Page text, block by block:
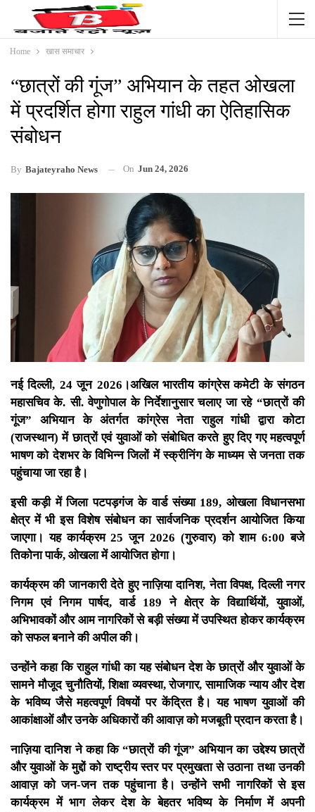
Home खास समाचार
“छात्रों की गूंज” अभियान के तहत ओखला
में प्रदर्शित होगा राहुल गांधी का ऐतिहासिक
संबोधन
By Bajateyraho News On Jun 24, 2026
नई दिल्ली, 24 जून 2026।अखिल भारतीय कांग्रेस कमेटी के संगठन
महासचिव के. सी. वेणुगोपाल के निर्देशानुसार चलाए जा रहे “छात्रों की
गूंज” अभियान के अंतर्गत कांग्रेस नेता राहुल गांधी द्वारा कोटा
(राजस्थान) में छात्रों एवं युवाओं को संबोधित करते हुए दिए गए महत्वपूर्ण
भाषण को देशभर के विभिन्न जिलों में स्क्रीनिंग के माध्यम से जनता तक
पहुंचाया जा रहा है।
इसी कड़ी में जिला पटपड़गंज के वार्ड संख्या 189, ओखला विधानसभा
क्षेत्र में भी इस विशेष संबोधन का सार्वजनिक प्रदर्शन आयोजित किया
जाएगा। यह कार्यक्रम 25 जून 2026 (गुरुवार) को शाम 6:00 बजे
तिकोना पार्क, ओखला में आयोजित होगा।
कार्यक्रम की जानकारी देते हुए नाज़िया दानिश, नेता विपक्ष, दिल्ली नगर
निगम एवं निगम पार्षद, वार्ड 189 ने क्षेत्र के विद्यार्थियों, युवाओं,
अभिभावकों और आम नागरिकों से बड़ी संख्या में उपस्थित होकर कार्यक्रम
को सफल बनाने की अपील की।
उन्होंने कहा कि राहुल गांधी का यह संबोधन देश के छात्रों और युवाओं के
सामने मौजूद चुनौतियों, शिक्षा व्यवस्था, रोजगार, सामाजिक न्याय और देश
के भविष्य जैसे महत्वपूर्ण विषयों पर केंद्रित है। यह भाषण युवाओं की
आकांक्षाओं और उनके अधिकारों की आवाज़ को मजबूती प्रदान करता है।
नाज़िया दानिश ने कहा कि “छात्रों की गूंज” अभियान का उद्देश्य छात्रों
और युवाओं के मुद्दों को राष्ट्रीय स्तर पर प्रमुखता से उठाना तथा उनकी
आवाज़ को जन-जन तक पहुंचाना है। उन्होंने सभी नागरिकों से इस
कार्यक्रम में भाग लेकर देश के बेहतर भविष्य के निर्माण में अपनी